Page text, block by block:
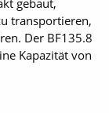
gebaut,
transportieren,
Der BF135.8
Kapazität von